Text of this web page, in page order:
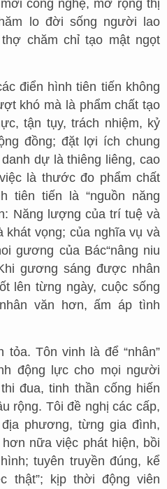
công nghệ, mở rộng thị
lo đời sống người lao
chăm chỉ tạo mật ngọt
điển hình tiên tiến không
khó mà là phẩm chất tạo
tận tụy, trách nhiệm, kỷ
đồng; đặt lợi ích chung
dự là thiêng liêng, cao
là thước đo phẩm chất
tiên tiến là “nguồn năng
Năng lượng của trí tuệ và
khát vọng; của nghĩa vụ và
gương của Bác“nâng niu
gương sáng được nhân
lên từng ngày, cuộc sống
văn hơn, ấm áp tình
tỏa. Tôn vinh là để “nhân”
động lực cho mọi người
đua, tinh thần cống hiến
rộng. Tôi đề nghị các cấp,
phương, từng gia đình,
nữa việc phát hiện, bồi
tuyên truyền đúng, kể
thật”; kịp thời động viên